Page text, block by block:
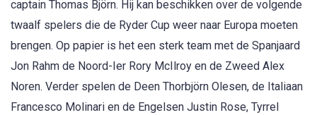
captain Thomas Björn. Hij kan beschikken over de volgende
twaalf spelers die de Ryder Cup weer naar Europa moeten
brengen. Op papier is het een sterk team met de Spanjaard
Jon Rahm de Noord-Ier Rory McIlroy en de Zweed Alex
Noren. Verder spelen de Deen Thorbjörn Olesen, de Italiaan
Francesco Molinari en de Engelsen Justin Rose, Tyrrel